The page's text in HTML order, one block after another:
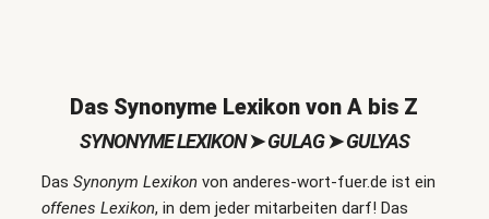
Das Synonyme Lexikon von A bis Z
SYNONYME LEXIKON➤GULAG➤GULYAS
Das Synonym Lexikonvon anderes-wort-fuer.de ist ein
offenes Lexikon, in dem jeder mitarbeiten darf! Das